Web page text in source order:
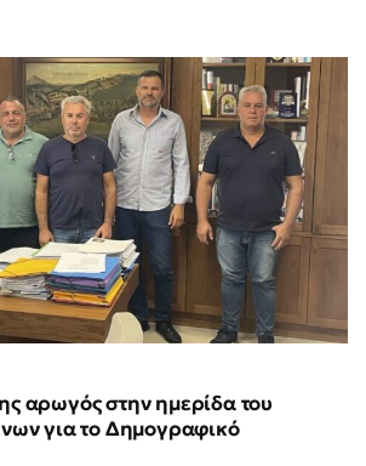
αρωγός στην ημερίδα του
για το Δημογραφικό